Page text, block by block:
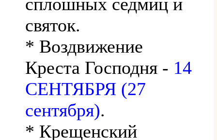
святок.
* Воздвижение
Креста Господня - 14
СЕНТЯБРЯ (27
сентября).
* Крещенский